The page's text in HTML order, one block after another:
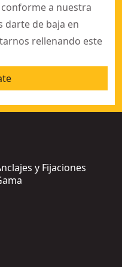
a nuestra
darte de baja en
rellenando este
y Fijaciones